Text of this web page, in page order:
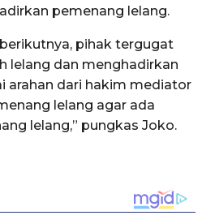
pemenang lelang.
pihak tergugat
lelang dan menghadirkan
arahan dari hakim mediator
lelang agar ada
lelang,” pungkas Joko.